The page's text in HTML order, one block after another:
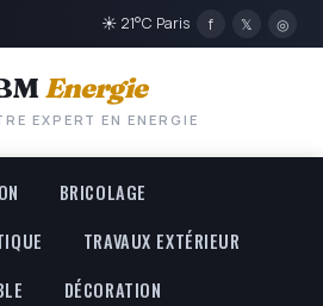
☀ 21°C Paris f 𝕏 ◎
Energie
EXPERT EN ENERGIE
BRICOLAGE
TRAVAUX EXTÉRIEUR
DÉCORATION